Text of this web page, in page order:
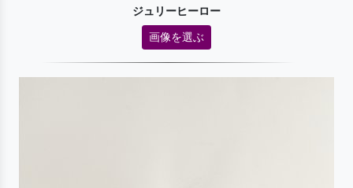
ジュリーヒーロー
画像を選ぶ